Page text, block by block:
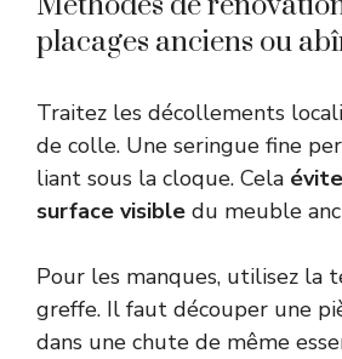
placages anciens ou
Traitez les décollements
de colle. Une seringue fine
liant sous la cloque. Cela
surface visible du meuble
Pour les manques, utilisez la
greffe. Il faut découper une
dans une chute de même